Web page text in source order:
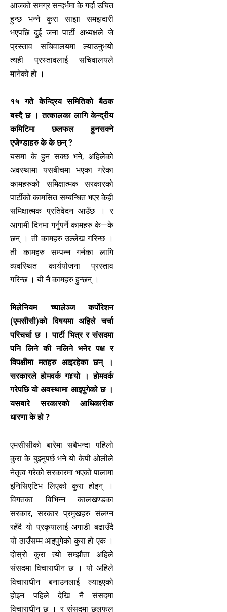
आजको समग्र सन्दर्भमा के गर्दा उचित
हुन्छ भन्ने कुरा साझा समझदारी
भएपछि दुई जना पार्टी अध्यक्षले जे
प्रस्ताव सचिवालयमा ल्याउनुभयो
त्यही प्रस्तावलाई सचिवालयले
मानेको हो ।
१५ गते केन्द्रिय समितिको बैठक
बस्दै छ । तत्कालका लागि केन्द्रीय
कमिटिमा छलफल हुनसक्ने
एजेण्डाहरु के के छन् ?
यसमा के हुन सक्छ भने, अहिलेको
अवस्थामा यसबीचमा भएका गरेका
कामहरुको समिक्षात्मक सरकारको
पार्टीको कामसित सम्बन्धित भएर केही
समिक्षात्मक प्रतिवेदन आउँछ । र
आगामी दिनमा गर्नुपर्ने कामहरु के—के
छन् । ती कामहरु उल्लेख गरिन्छ ।
ती कामहरु सम्पन्न गर्नका लागि
व्यवस्थित कार्ययोजना प्रस्ताव
गरिन्छ । यी नै कामहरु हुन्छन् ।
मिलेनियम च्यालेञ्ज कर्पोरेशन
(एमसीसी)को विषयमा अहिले चर्चा
परिचर्चा छ । पार्टी भित्र र संसदमा
पनि लिने की नलिने भनेर पक्ष र
विपक्षीमा मतहरु आइरहेका छन् ।
सरकारले होमवर्क ग¥यो । होमवर्क
गरेपछि यो अवस्थामा आइपुगेको छ ।
यसबारे सरकारको आधिकारीक
धारणा के हो ?
एमसीसीको बारेमा सबैभन्दा पहिलो
कुरा के बुझ्नुपर्छ भने यो केपी ओलीले
नेतृत्व गरेको सरकारमा भएको पालामा
इनिसिएटिभ लिएको कुरा होइन् ।
विगतका विभिन्न कालखण्डका
सरकार, सरकार प्रमुखहरु संलग्न
रहँदै यो प्रकृयालाई अगाडी बढाउँदै
यो ठाउँसम्म आइपुगेको कुरा हो एक ।
दोस्रो कुरा त्यो सम्झौता अहिले
संसदमा विचाराधीन छ । यो अहिले
विचाराधीन बनाउनलाई ल्याइएको
होइन पहिले देखि नै संसदमा
विचाराधीन छ । र संसदमा छलफल